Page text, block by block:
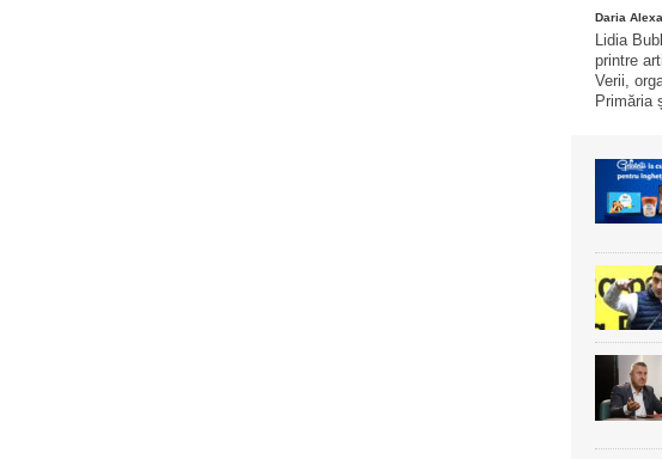
Daria
Lidia
printre
Verii,
Primăria